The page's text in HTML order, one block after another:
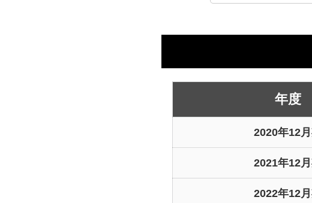
年度
2020年12
2021年12
2022年12